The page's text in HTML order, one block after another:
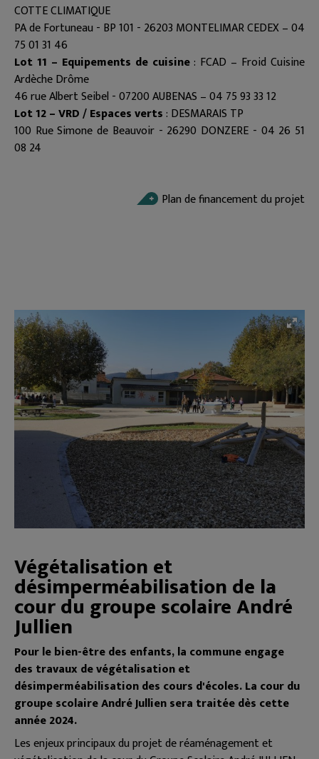
COTTE CLIMATIQUE
PA de Fortuneau - BP 101 - 26203 MONTELIMAR CEDEX – 04
75 01 31 46
Lot 11 – Equipements de cuisine: FCAD – Froid Cuisine
Ardèche Drôme
46 rue Albert Seibel - 07200 AUBENAS – 04 75 93 33 12
Lot 12 – VRD / Espaces verts: DESMARAIS TP
100 Rue Simone de Beauvoir - 26290 DONZERE - 04 26 51
08 24
Plan de financement du projet
Végétalisation et
désimperméabilisation de la
cour du groupe scolaire André
Jullien
Pour le bien-être des enfants, la commune engage
des travaux de végétalisation et
désimperméabilisation des cours d'écoles. La cour du
groupe scolaire André Jullien sera traitée dès cette
année 2024.
Les enjeux principaux du projet de réaménagement et